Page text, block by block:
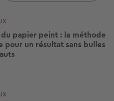
du papier peint : la méthode
pour un résultat sans bulles